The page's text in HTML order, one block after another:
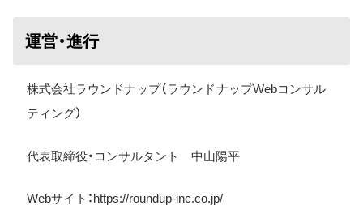
運営・進行
株式会社ラウンドナップ（ラウンドナップWebコンサル
ティング）
代表取締役・コンサルタント 中山陽平
Webサイト：https://roundup-inc.co.jp/